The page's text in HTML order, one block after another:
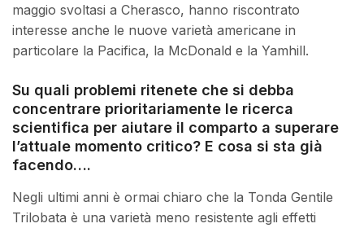
maggio svoltasi a Cherasco, hanno riscontrato
interesse anche le nuove varietà americane in
particolare la Pacifica, la McDonald e la Yamhill.
Su quali problemi ritenete che si debba
concentrare prioritariamente le ricerca
scientifica per aiutare il comparto a superare
l’attuale momento critico? E cosa si sta già
facendo….
Negli ultimi anni è ormai chiaro che la Tonda Gentile
Trilobata è una varietà meno resistente agli effetti